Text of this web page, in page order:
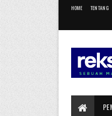
HOME TENTANG